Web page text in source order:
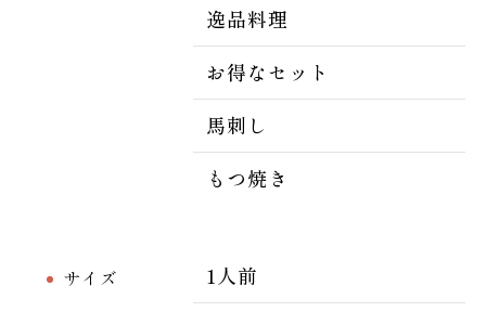
逸品料理
お得なセット
馬刺し
もつ焼き
サイズ
1人前